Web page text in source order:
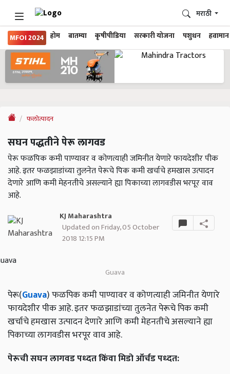
MFOI 2024 होम बातम्या कृषीपीडिया सरकारी योजना पशुधन हवामान
मराठी
फलोत्पादन
सघन पद्धतीने पेरू लागवड
पेरू फळपिक कमी पाण्यावर व कोणत्याही जमिनीत येणारे फायदेशीर पीक
आहे. इतर फळझाडांच्या तुलनेत पेरूचे पिक कमी खर्चाचे हमखास उत्पादन
देणारे आणि कमी मेहनतीचे असल्याने ह्या पिकाच्या लागवडीस भरपूर वाव
आहे.
KJ Maharashtra
Updated on Friday, 05 October
2018 12:15 PM
Guava
पेरू(Guava) फळपिक कमी पाण्यावर व कोणत्याही जमिनीत येणारे
फायदेशीर पीक आहे. इतर फळझाडांच्या तुलनेत पेरूचे पिक कमी
खर्चाचे हमखास उत्पादन देणारे आणि कमी मेहनतीचे असल्याने ह्या
पिकाच्या लागवडीस भरपूर वाव आहे.
पेरूची सघन लागवड पध्दत किंवा मिडो ऑर्चड पध्दत: